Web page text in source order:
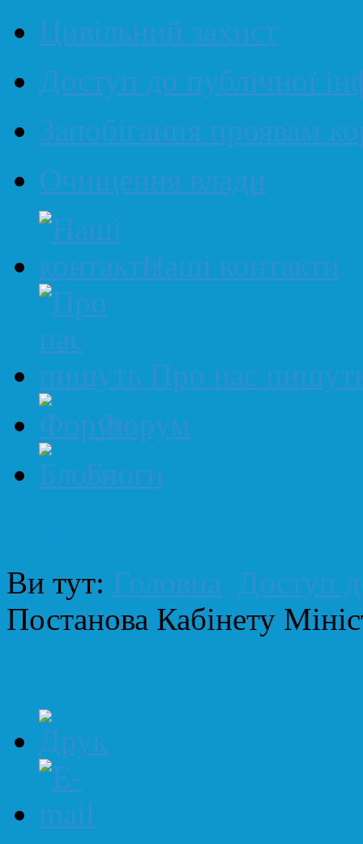
Цивільний захист
Доступ до публічної
Запобігання проявам
Очищення влади
Наші контакти
Про нас
Форум
Блоги
Ви тут: Головна
Доступ
Постанова Кабінету